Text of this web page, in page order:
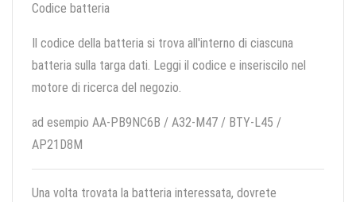
Codice batteria
Il codice della batteria si trova all'interno di ciascuna
batteria sulla targa dati. Leggi il codice e inseriscilo nel
motore di ricerca del negozio.
ad esempio AA-PB9NC6B / A32-M47 / BTY-L45 /
AP21D8M
Una volta trovata la batteria interessata, dovrete